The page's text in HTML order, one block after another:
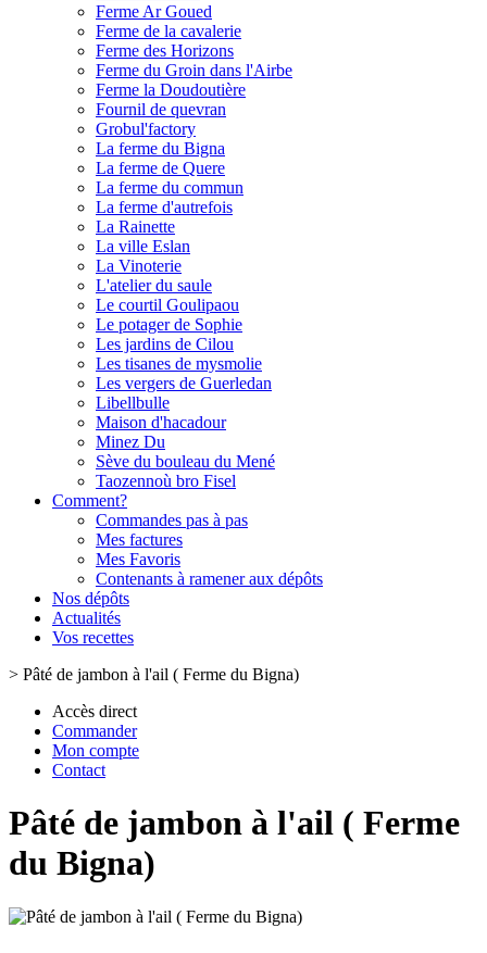
Ferme Ar Goued
Ferme de la cavalerie
Ferme des Horizons
Ferme du Groin dans l'Airbe
Ferme la Doudoutière
Fournil de quevran
Grobul'factory
La ferme du Bigna
La ferme de Quere
La ferme du commun
La ferme d'autrefois
La Rainette
La ville Eslan
La Vinoterie
L'atelier du saule
Le courtil Goulipaou
Le potager de Sophie
Les jardins de Cilou
Les tisanes de mysmolie
Les vergers de Guerledan
Libellbulle
Maison d'hacadour
Minez Du
Sève du bouleau du Mené
Taozennoù bro Fisel
Comment?
Commandes pas à pas
Mes factures
Mes Favoris
Contenants à ramener aux dépôts
Nos dépôts
Actualités
Vos recettes
> Pâté de jambon à l'ail ( Ferme du Bigna)
Accès direct
Commander
Mon compte
Contact
Pâté de jambon à l'ail ( Ferme
du Bigna)